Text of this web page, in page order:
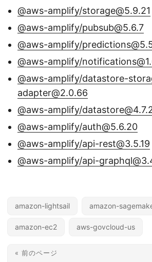
@aws-amplify/storage@5.9.21
@aws-amplify/pubsub@5.6.7
@aws-amplify/
@aws-amplify/
@aws-amplify/datastore-
adapter@2.0.66
@aws-amplify/
@aws-amplify/auth@5.6.20
@aws-amplify/api-rest@3.5.19
@aws-amplify/api-
amazon-lightsail amazon-
amazon-ec2 aws-govcloud-us
« 前のページ